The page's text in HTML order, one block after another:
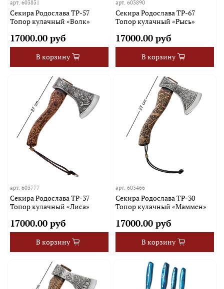
арт.603831
Секира Родослава TP-57
Топор кулачный «Волк»
17000.00 руб
В корзину
арт. 603890
Секира Родослава TP-67
Топор кулачный «Рысь»
17000.00 руб
В корзину
арт.603777
Секира Родослава TP-37
Топор кулачный «Лиса»
17000.00 руб
В корзину
арт. 603466
Секира Родослава TP-30
Топор кулачный «Маммен»
17000.00 руб
В корзину